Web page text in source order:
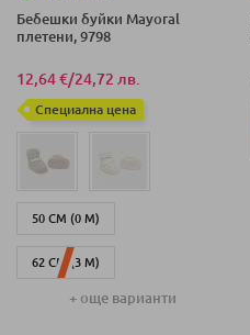
Бебешки буйки Mayoral
плетени, 9798
12,64 €/24,72 лв.
Специална цена
50 СМ (0 М)
62 СМ (3 М)
+ още варианти